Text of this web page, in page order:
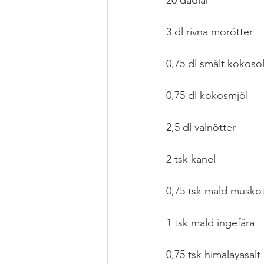
3 dl rivna morötter
0,75 dl smält
0,75 dl kokosmjöl
2,5 dl valnötter
2 tsk kanel
0,75 tsk mald
1 tsk mald ingefära
0,75 tsk himalayasalt